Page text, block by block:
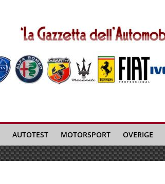
AUTOTEST MOTORSPORT OVERIGE